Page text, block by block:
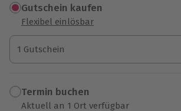
Gutschein kaufen
Flexibel einlösbar
1 Gutschein
1 Gutschein
1 Gutschein
Termin buchen
Aktuell an 1 Ort verfügbar